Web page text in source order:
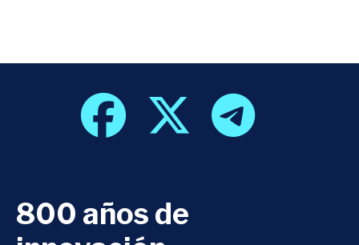
800 años de